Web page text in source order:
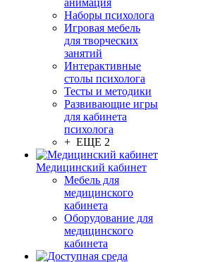
анимация
Наборы психолога
Игровая мебель
для творческих
занятий
Интерактивные
столы психолога
Тесты и методики
Развивающие игры
для кабинета
психолога
+ ЕЩЕ 2
Медицинский кабинет
Мебель для
медицинского
кабинета
Оборудование для
медицинского
кабинета